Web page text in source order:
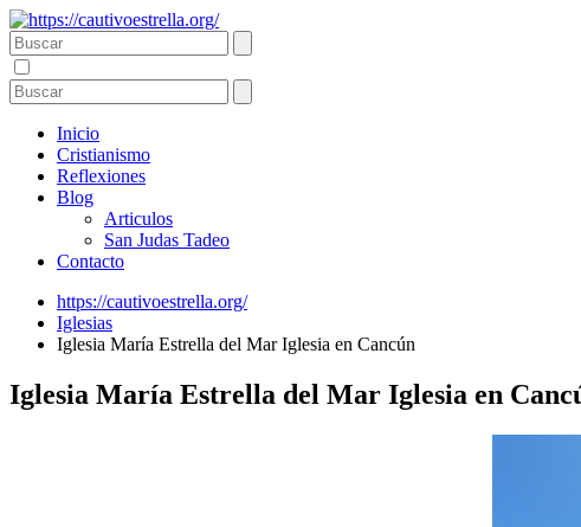
Inicio
Cristianismo
Reflexiones
Blog
Articulos
San Judas Tadeo
Contacto
https://cautivoestrella.org/
Iglesias
Iglesia María Estrella del Mar Iglesia en Cancún
Iglesia María Estrella del Mar Iglesia en